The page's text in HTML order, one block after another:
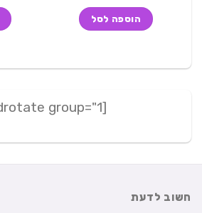
היה:
249 ₪.
הוא:
239 ₪.
הוספה לסל
חשוב לדעת